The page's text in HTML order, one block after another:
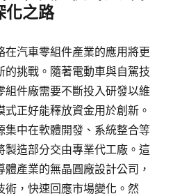
化之路
在汽車零組件產業的應用將更
的挑戰。隨著電動車與自駕技
組件廠需要不斷投入研發以維
正好能釋放資金用於創新。
集中在軟體開發、系統整合等
製造部分交由專業代工廠。這
產業的無晶圓廠設計公司，
術，快速回應市場變化。然